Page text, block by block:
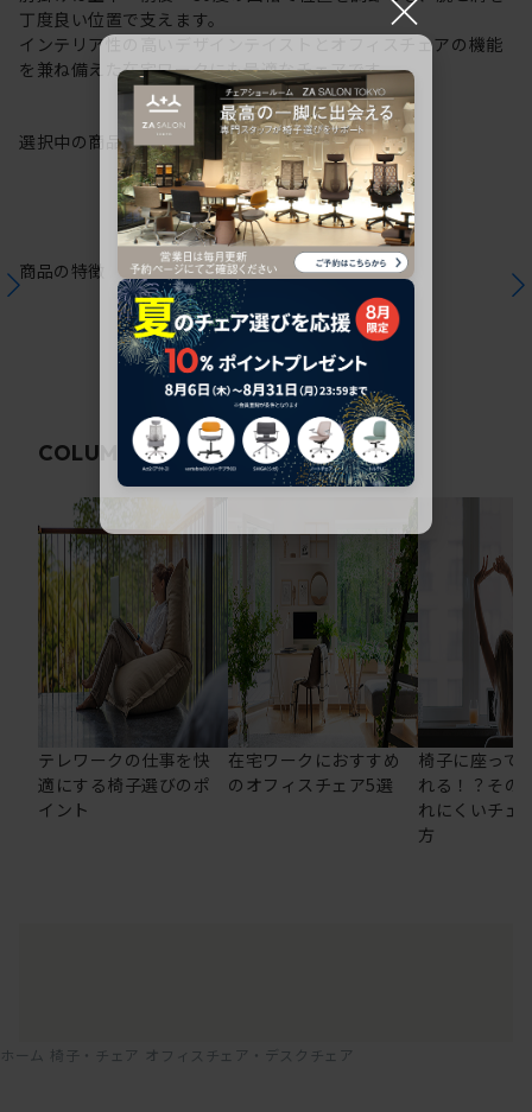
丁度良い位置で支えます。
インテリア性の高いデザインテイストとオフィスチェアの機能
を兼ね備えた在宅ワークにも最適なチェアです。
選択中の商品情報保証注意事項
商品の特徴
COLUMN関連コラム
テレワークの仕事を快
適にする椅子選びのポ
イント
在宅ワークにおすすめ
のオフィスチェア5選
椅子に座って
れる！？その
れにくいチェ
方
ホーム 椅子・チェア オフィスチェア・デスクチェア